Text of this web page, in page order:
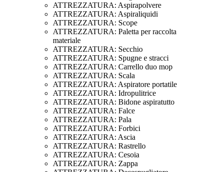
ATTREZZATURA: Aspirapolvere
ATTREZZATURA: Aspiraliquidi
ATTREZZATURA: Scope
ATTREZZATURA: Paletta per raccolta
materiale
ATTREZZATURA: Secchio
ATTREZZATURA: Spugne e stracci
ATTREZZATURA: Carrello duo mop
ATTREZZATURA: Scala
ATTREZZATURA: Aspiratore portatile
ATTREZZATURA: Idropulitrice
ATTREZZATURA: Bidone aspiratutto
ATTREZZATURA: Falce
ATTREZZATURA: Pala
ATTREZZATURA: Forbici
ATTREZZATURA: Ascia
ATTREZZATURA: Rastrello
ATTREZZATURA: Cesoia
ATTREZZATURA: Zappa